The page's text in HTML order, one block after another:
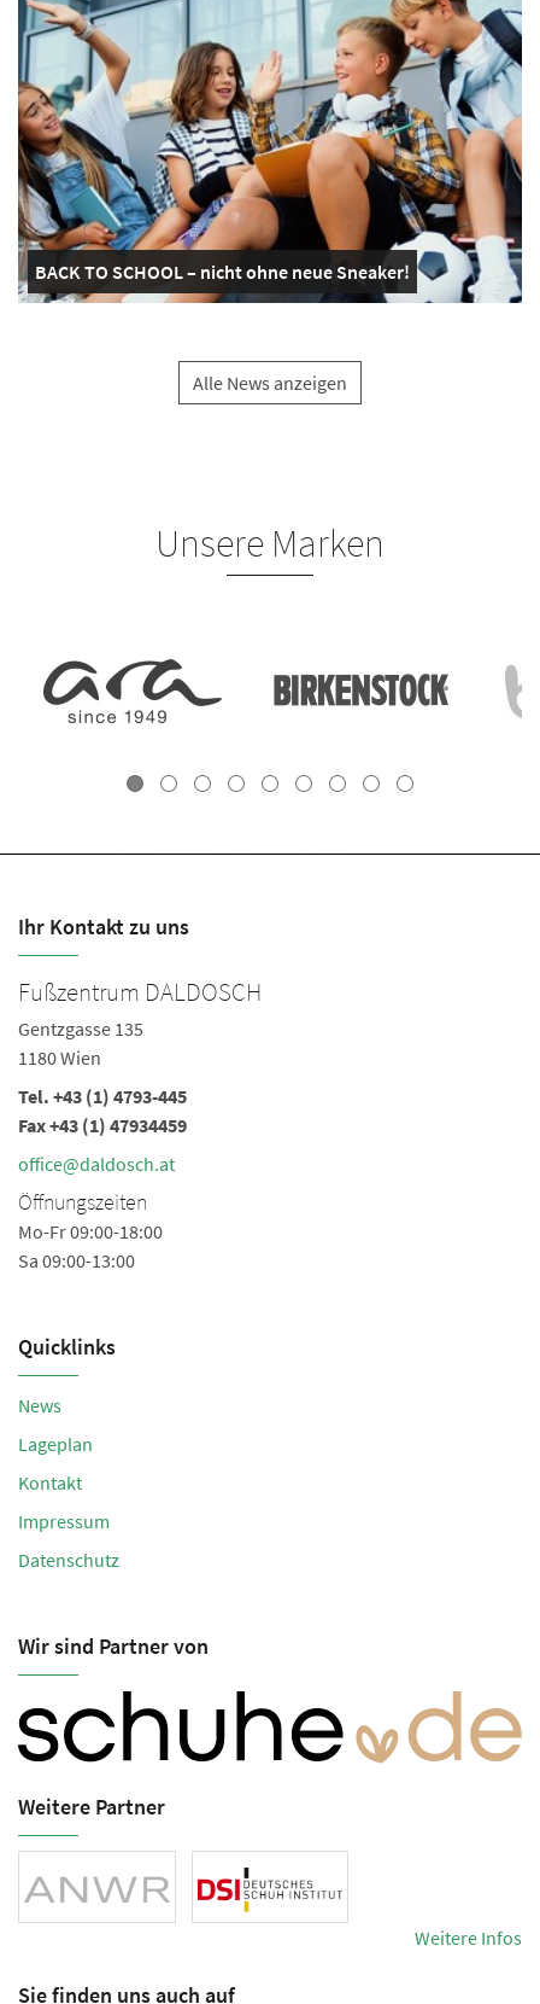
BACK TO SCHOOL – nicht ohne neue Sneaker!
Alle News anzeigen
Unsere Marken
Ihr Kontakt zu uns
Fußzentrum DALDOSCH
Gentzgasse 135
1180 Wien
Tel. +43 (1) 4793-445
Fax +43 (1) 47934459
office@daldosch.at
Öffnungszeiten
Mo-Fr 09:00-18:00
Sa 09:00-13:00
Quicklinks
News
Lageplan
Kontakt
Impressum
Datenschutz
Wir sind Partner von
Weitere Partner
Weitere Infos
Sie finden uns auch auf